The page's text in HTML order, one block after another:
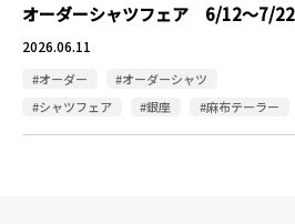
オーダーシャツフェア 6/12～7/22
2026.06.11
#オーダー
#オーダーシャツ
#シャツフェア
#銀座 #麻布テーラー